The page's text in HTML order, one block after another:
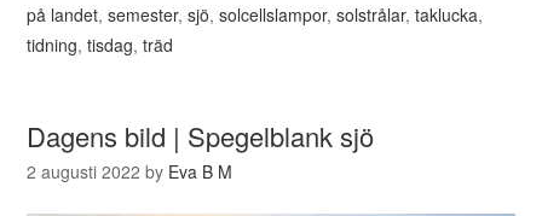
på landet,semester,sjö,solcellslampor,solstrålar,taklucka,
tidning,tisdag,träd
Dagens bild | Spegelblank sjö
2 augusti 2022 by Eva B M